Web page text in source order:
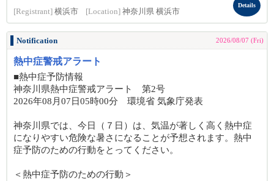
[Registrant] 横浜市 [Location] 神奈川県 横浜市
Details
Notification 2026/08/07 (Fri)
熱中症警戒アラート
■熱中症予防情報
神奈川県熱中症警戒アラート 第2号
2026年08月07日05時00分 環境省 気象庁発表
神奈川県では、今日（７日）は、気温が著しく高く熱中症
になりやすい危険な暑さになることが予想されます。熱中
症予防のための行動をとってください。
＜熱中症予防のための行動＞